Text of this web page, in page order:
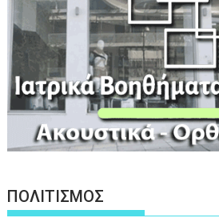
ΠΟΛΙΤΙΣΜΟΣ